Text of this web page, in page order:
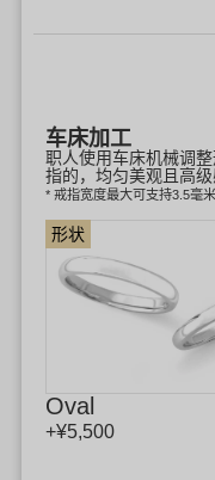
车床加工
职人使用车床机械调
指的，均匀美观且高级
* 戒指宽度最大可支持3.5毫
Oval
+¥5,500
形状